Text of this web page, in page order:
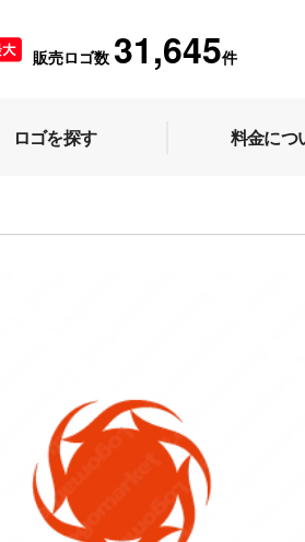
販売ロゴ数 31,645件
ロゴを探す 料金につ